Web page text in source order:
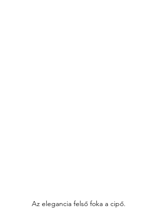
Az elegancia felső foka a cipő.